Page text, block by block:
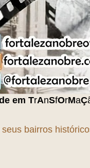
aÇ ãO!!!
bairros